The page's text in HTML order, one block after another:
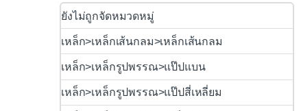
ยังไม่ถูกจัดหมวดหมู่
เหล็ก>เหล็กเส้นกลม>เหล็กเส้นกลม
เหล็ก>เหล็กรูปพรรณ>แป๊ปแบน
เหล็ก>เหล็กรูปพรรณ>แป๊ปสี่เหลี่ยม